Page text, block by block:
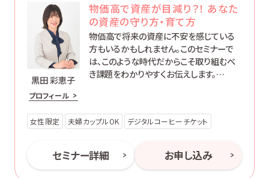
黒田 彩恵子
プロフィール
物価高で資産が目減り？！ あなた
の資産の守り方・育て方
物価高で将来の資産に不安を感じている
方もいるかもしれません。このセミナーで
は、このような時代だからこそ取り組むべ
き課題をわかりやすくお伝えします。
う。
女性限定 夫婦カップルOK デジタルコーヒーチケット
セミナー詳細 お申し込み